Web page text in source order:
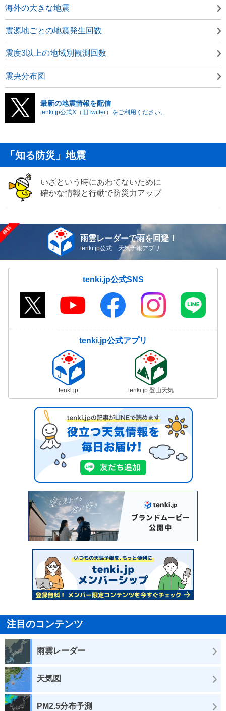
海外の大きな地震
震源地ごとの地震発生回数
震度3以上の地域別観測回数
震央分布図
最新の地震情報を配信
tenki.jp公式X（旧Twitter）をご利用ください。
「知る防災」地震
いざという時にあわてないために
確かな情報と行動で防災力アップ
雨雲レーダーで雨を回避！
tenki.jp公式 天気予報アプリ
tenki.jp公式SNS
tenki.jp公式アプリ
tenki.jp tenki.jp 登山天気
注目のコンテンツ
雨雲レーダー
天気図
PM2.5分布予測